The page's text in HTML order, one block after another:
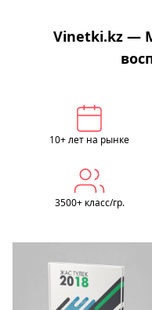
Vinetki.kz —
10+ лет на рынке
3500+ класс/гр.